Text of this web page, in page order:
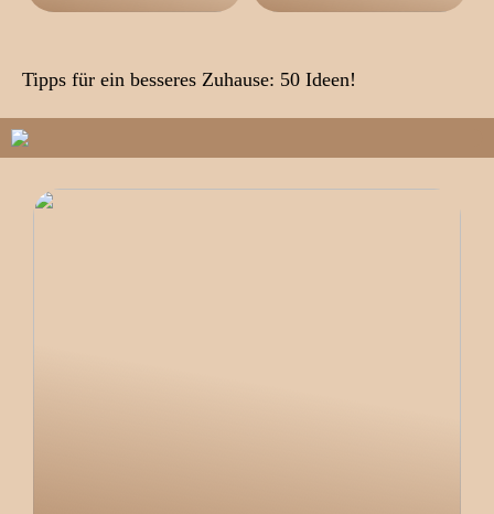
Tipps für ein besseres Zuhause: 50 Ideen!